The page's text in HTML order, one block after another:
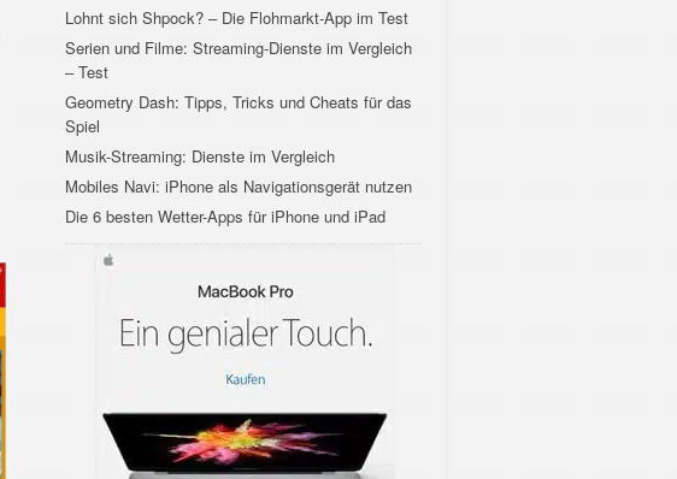
Lohnt sich Shpock? – Die Flohmarkt-App im Test
Serien und Filme: Streaming-Dienste im Vergleich
– Test
Geometry Dash: Tipps, Tricks und Cheats für das
Spiel
Musik-Streaming: Dienste im Vergleich
Mobiles Navi: iPhone als Navigationsgerät nutzen
Die 6 besten Wetter-Apps für iPhone und iPad